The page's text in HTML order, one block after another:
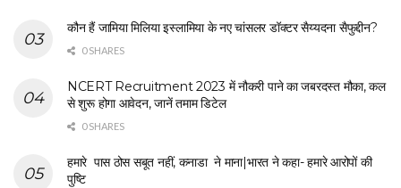
कौन हैं जामिया मिलिया इस्लामिया के नए चांसलर डॉक्टर सैय्यदना सैफुद्दीन?
0 SHARES
NCERT Recruitment 2023 में नौकरी पाने का जबरदस्त मौका, कल
से शुरू होगा आवेदन, जानें तमाम डिटेल
0 SHARES
हमारे पास ठोस सबूत नहीं, कनाडा ने माना|भारत ने कहा- हमारे आरोपों की
पुष्टि